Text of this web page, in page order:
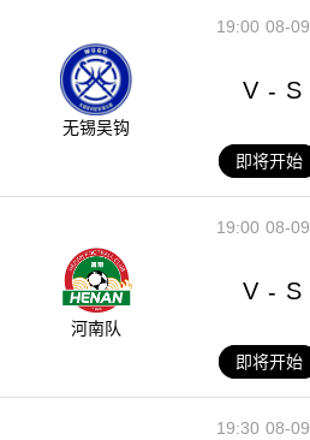
08-09
19:00
无锡吴钩
V - S
即将开始
08-09
19:00
河南队
V - S
即将开始
08-09
19:30